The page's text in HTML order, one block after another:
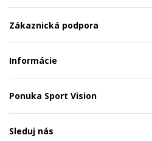
Zákaznická podpora
Informácie
Ponuka Sport Vision
Sleduj nás